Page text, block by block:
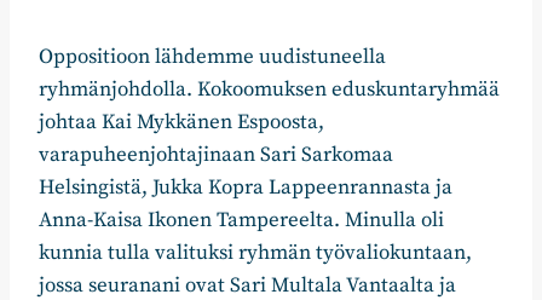
Oppositioon lähdemme uudistuneella
ryhmänjohdolla. Kokoomuksen eduskuntaryhmää
johtaa Kai Mykkänen Espoosta,
varapuheenjohtajinaan Sari Sarkomaa
Helsingistä, Jukka Kopra Lappeenrannasta ja
Anna-Kaisa Ikonen Tampereelta. Minulla oli
kunnia tulla valituksi ryhmän työvaliokuntaan,
jossa seuranani ovat Sari Multala Vantaalta ja